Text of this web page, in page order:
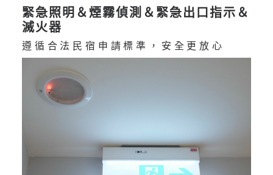
緊急照明＆煙霧偵測＆緊急出口指示＆
滅火器
遵循合法民宿申請標準，安全更放心